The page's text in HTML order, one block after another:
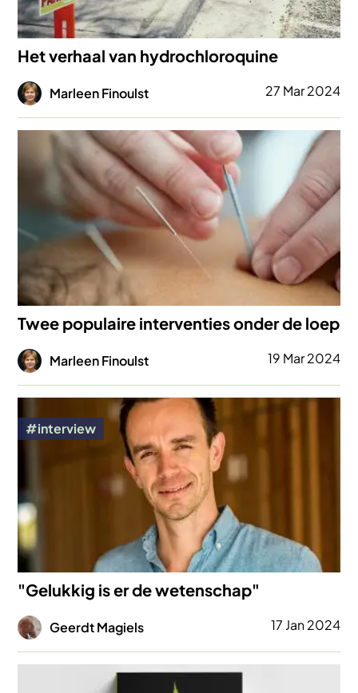
Het verhaal van hydrochloroquine
Afbeelding
Marleen Finoulst 27 Mar 2024
Afbeelding
Twee populaire interventies onder de loep
Afbeelding
Marleen Finoulst 19 Mar 2024
interview
"Gelukkig is er de wetenschap"
Afbeelding
Geerdt Magiels 17 Jan 2024